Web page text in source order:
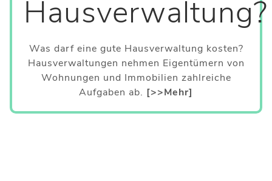
Hausverwaltung?
Was darf eine gute Hausverwaltung kosten?
Hausverwaltungen nehmen Eigentümern von
Wohnungen und Immobilien zahlreiche
Aufgaben ab. [>>Mehr]